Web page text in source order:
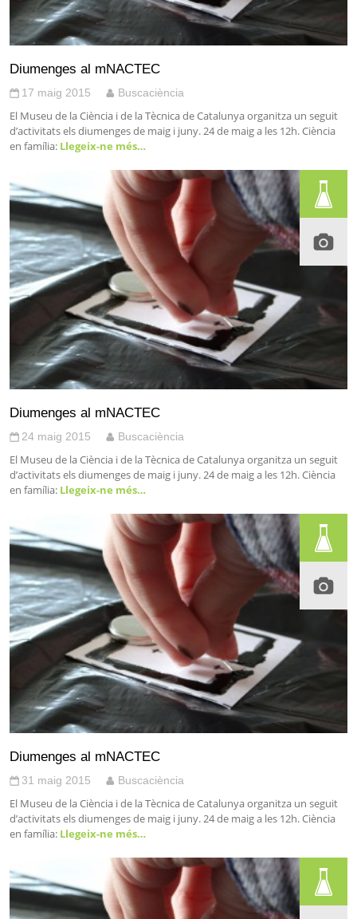
Diumenges al mNACTEC
17 maig 2015 Buscaciència
El Museu de la Ciència i de la Tècnica de Catalunya organitza un seguit
d’activitats els diumenges de maig i juny. 24 de maig a les 12h. Ciència
en família: Llegeix-ne més…
Diumenges al mNACTEC
24 maig 2015 Buscaciència
El Museu de la Ciència i de la Tècnica de Catalunya organitza un seguit
d’activitats els diumenges de maig i juny. 24 de maig a les 12h. Ciència
en família: Llegeix-ne més…
Diumenges al mNACTEC
31 maig 2015 Buscaciència
El Museu de la Ciència i de la Tècnica de Catalunya organitza un seguit
d’activitats els diumenges de maig i juny. 24 de maig a les 12h. Ciència
en família: Llegeix-ne més…